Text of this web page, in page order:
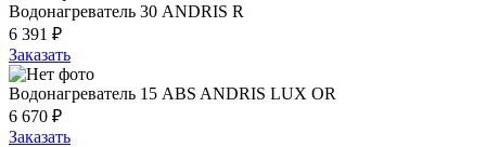
Водонагреватель 30 ANDRIS R
6 391 ₽
Заказать
Водонагреватель 15 ABS ANDRIS LUX OR
6 670 ₽
Заказать